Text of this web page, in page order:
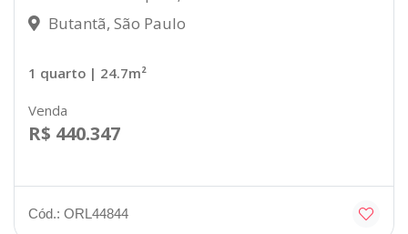
Butantã, São Paulo
1 quarto | 24.7m²
Venda
R$ 440.347
Cód.: ORL44844